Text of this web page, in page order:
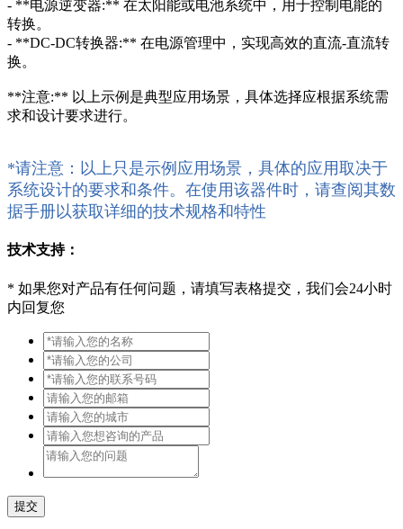
- **电源逆变器:** 在太阳能或电池系统中，用于控制电能的
转换。
- **DC-DC转换器:** 在电源管理中，实现高效的直流-直流转
换。
**注意:** 以上示例是典型应用场景，具体选择应根据系统需
求和设计要求进行。
*请注意：以上只是示例应用场景，具体的应用取决于
系统设计的要求和条件。在使用该器件时，请查阅其数
据手册以获取详细的技术规格和特性
技术支持：
* 如果您对产品有任何问题，请填写表格提交，我们会24小时
内回复您
提交